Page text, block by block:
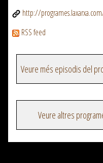
http://
RSS feed
Veure altres